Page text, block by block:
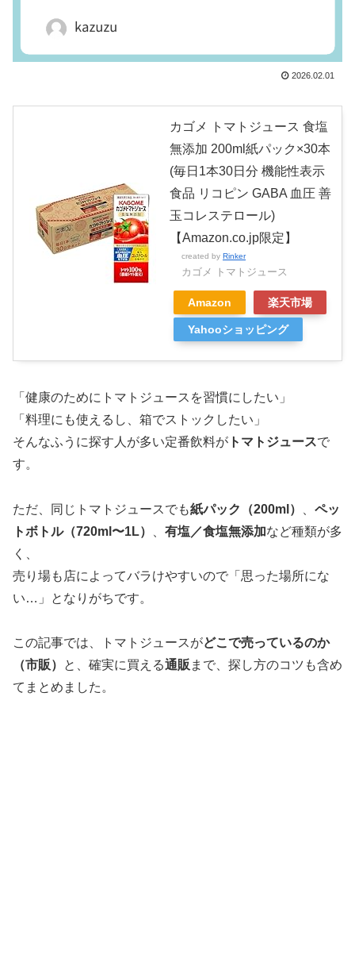
2026.02.01
カゴメ トマトジュース 食塩
無添加 200ml紙パック×30本
(毎日1本30日分 機能性表示
食品 リコピン GABA 血圧 善
玉コレステロール)
【Amazon.co.jp限定】
created by Rinker
カゴメ トマトジュース
Amazon 楽天市場
Yahooショッピング
「健康のためにトマトジュースを習慣にしたい」
「料理にも使えるし、箱でストックしたい」
そんなふうに探す人が多い定番飲料が トマトジュースで
す。
ただ、同じトマトジュースでも紙パック（200ml）
ペッ
トボトル（720ml〜1L）
有塩／食塩無添加など種類が多
く、
売り場も店によってバラけやすいので「思った場所にな
い…」となりがちです。
この記事では、トマトジュースがどこで売っているのか
（市販）
と、確実に買える通販 まで、探し方のコツも含め
てまとめました。